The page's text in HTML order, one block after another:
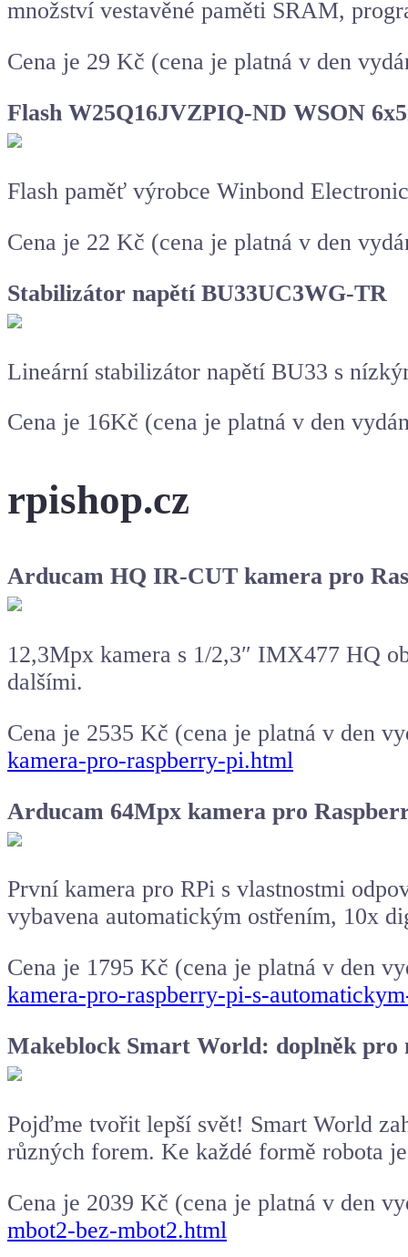
množství vestavěné paměti SRAM,
Cena je 29 Kč (cena je platná v den
Flash W25Q16JVZPIQ-ND WSON
Flash paměť výrobce Winbond
Cena je 22 Kč (cena je platná v den
Stabilizátor napětí BU33UC3WG-TR
Lineární stabilizátor napětí BU33 s
Cena je 16Kč (cena je platná v den
rpishop.cz
Arducam HQ IR-CUT kamera pro
12,3Mpx kamera s 1/2,3″ IMX477 HQ
dalšími.
Cena je 2535 Kč (cena je platná v den
kamera-pro-raspberry-pi.html
Arducam 64Mpx kamera pro
První kamera pro RPi s vlastnostmi
vybavena automatickým ostřením, 10x
Cena je 1795 Kč (cena je platná v den
kamera-pro-raspberry-pi-s-
Makeblock Smart World: doplněk pro
Pojďme tvořit lepší svět! Smart World
různých forem. Ke každé formě robota
Cena je 2039 Kč (cena je platná v den
mbot2-bez-mbot2.html